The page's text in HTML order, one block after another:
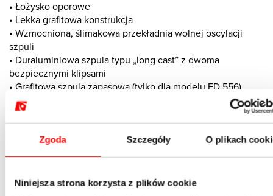
Zgoda Szczegóły O plikach
Niniejsza strona korzysta z plików cookie
• Łożysko oporowe
• Lekka grafitowa konstrukcja
• Wzmocniona, ślimakowa przekładnia wolnej oscylacji
szpuli
• Duraluminiowa szpula typu „long cast” z dwoma
bezpiecznymi klipsami
• Grafitowa szpula zapasowa (tylko dla modelu FD 556)
• Wzmocniony, rurkowy kabłąk
• Powiększona rolka pokryta stopem mosiądzu i azotku
tytanu, typu „kropla wody”
• Plastikowy kołnierz zabezpieczający przed wkręceniem
żyłki
• Ergonomiczny, antypoślizgowy uchwyt korbki typu „soft